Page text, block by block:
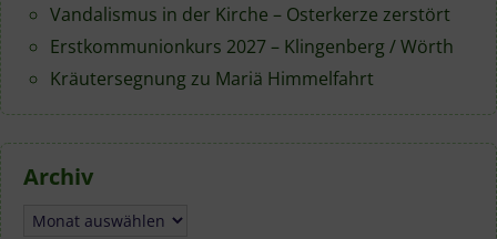
Vandalismus in der Kirche – Osterkerze zerstört
Erstkommunionkurs 2027 – Klingenberg / Wörth
Kräutersegnung zu Mariä Himmelfahrt
Archiv
Archiv